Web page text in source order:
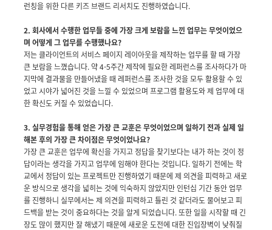
런칭을 위한 다른 키즈 브랜드 리서치도 진행하였습니다.
2. 회사에서 수행한 업무들 중에 가장 크게 보람을 느낀 업무는 무엇이었으
며 어떻게 그 업무를 수행했나요?
저는 클라이언트의 서비스 페이지 레이아웃을 제작하는 업무를 할 때 가장
큰 보람을 느꼈습니다. 약 4-5주간 제작에 필요한 레퍼런스를 조사하다가 마
지막에 결과물을 만들어냈을 때 레퍼런스를 조사한 것을 모두 활용할 수 있
었고 시야가 넓어진 것을 느낄 수 있었으며 프로그램 활용도와 제 업무에 대
한 확신도 커질 수 있었습니다.
3. 실무경험을 통해 얻은 가장 큰 교훈은 무엇이었으며 일하기 전과 실제 일
해본 후의 가장 큰 차이점은 무엇이었나요?
가장 큰 교훈은 업무에 확신을 가지고 정답을 찾기보다는 내가 하는 것이 정
답이라는 생각을 가지고 업무에 임해야 한다는 것입니다. 일하기 전에는 학
교에서 정답이 있는 프로젝트만 진행하였기 때문에 제 의견을 피력하고 새로
운 방식으로 생각을 넓히는 것에 익숙하지 않았지만 인턴십 기간 동안 업무
를 진행하니 실무에서는 제 의견을 피력하고 틀린 것 같더라도 물어보고 피
드백을 받는 것이 중요하다는 것을 알게 되었습니다. 또한 일을 시작할 때 긴
장도 많이 했지만 잘 해냈기 때문에 새로운 도전에 대한 진입장벽이 낮춰질